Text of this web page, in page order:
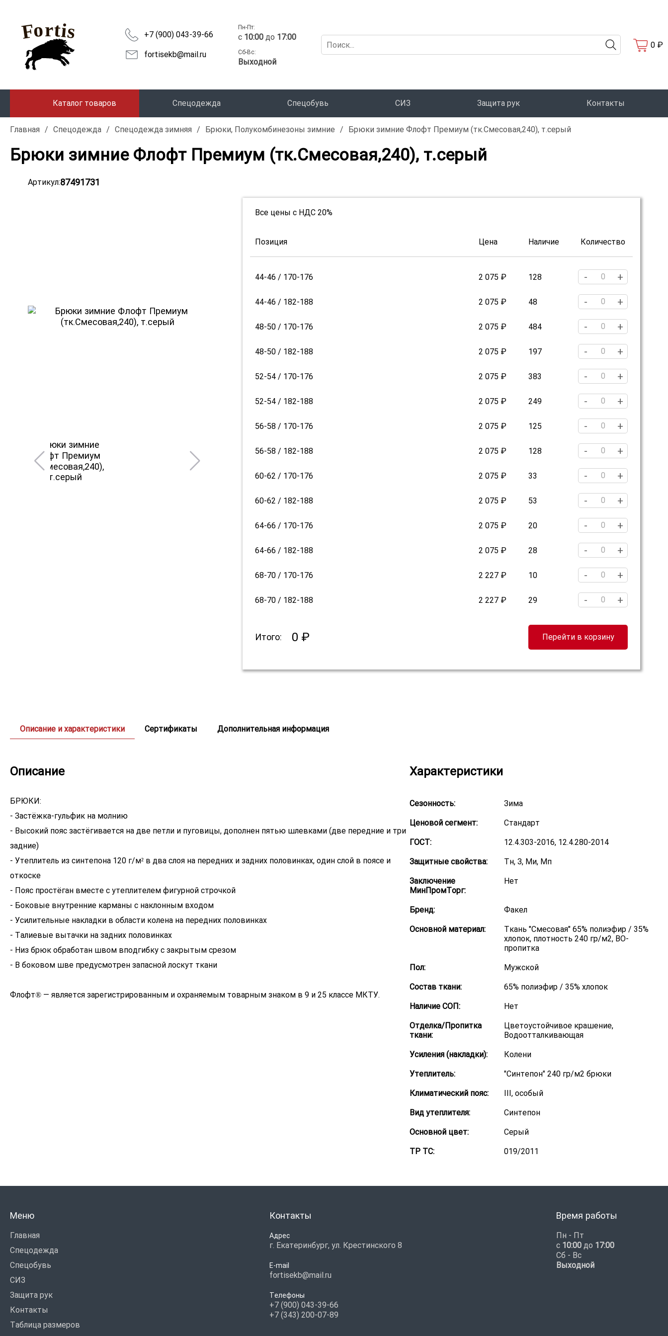
+7 (900) 043-39-66
fortisekb@mail.ru
Пн-Пт:
c 10:00 до 17:00
Сб-Вс:
Выходной
0 ₽
Каталог товаров Спецодежда Спецобувь СИЗ Защита рук Контакты
Главная / Спецодежда / Спецодежда зимняя / Брюки, Полукомбинезоны зимние / Брюки зимние Флофт Премиум (тк.Смесовая,240), т.серый
Брюки зимние Флофт Премиум (тк.Смесовая,240), т.серый
Артикул:87491731
Все цены с НДС 20%
Позиция Цена Наличие Количество
44-46 / 170-176 2 075 ₽ 128 - +
44-46 / 182-188 2 075 ₽ 48 - +
48-50 / 170-176 2 075 ₽ 484 - +
48-50 / 182-188 2 075 ₽ 197 - +
52-54 / 170-176 2 075 ₽ 383 - +
52-54 / 182-188 2 075 ₽ 249 - +
56-58 / 170-176 2 075 ₽ 125 - +
56-58 / 182-188 2 075 ₽ 128 - +
60-62 / 170-176 2 075 ₽ 33 - +
60-62 / 182-188 2 075 ₽ 53 - +
64-66 / 170-176 2 075 ₽ 20 - +
64-66 / 182-188 2 075 ₽ 28 - +
68-70 / 170-176 2 227 ₽ 10 - +
68-70 / 182-188 2 227 ₽ 29 - +
Итого: 0 ₽ Перейти в корзину
Описание и характеристики Сертификаты Дополнительная информация
Описание
БРЮКИ:
- Застёжка-гульфик на молнию
- Высокий пояс застёгивается на две петли и пуговицы, дополнен пятью шлевками (две передние и три
задние)
- Утеплитель из синтепона 120 г/м² в два слоя на передних и задних половинках, один слой в поясе и
откоске
- Пояс простёган вместе с утеплителем фигурной строчкой
- Боковые внутренние карманы с наклонным входом
- Усилительные накладки в области колена на передних половинках
- Талиевые вытачки на задних половинках
- Низ брюк обработан швом вподгибку с закрытым срезом
- В боковом шве предусмотрен запасной лоскут ткани
Флофт® — является зарегистрированным и охраняемым товарным знаком в 9 и 25 классе МКТУ.
Характеристики
Сезонность: Зима
Ценовой сегмент: Стандарт
ГОСТ: 12.4.303-2016, 12.4.280-2014
Защитные свойства: Тн, З, Ми, Мп
Заключение
МинПромТорг:
Нет
Бренд: Факел
Основной материал:
Ткань "Смесовая" 65% полиэфир / 35%
хлопок, плотность 240 гр/м2, ВО-
пропитка
Пол: Мужской
Состав ткани: 65% полиэфир / 35% хлопок
Наличие СОП: Нет
Отделка/Пропитка
ткани:
Цветоустойчивое крашение,
Водоотталкивающая
Усиления (накладки): Колени
Утеплитель: "Синтепон" 240 гр/м2 брюки
Климатический пояс: III, особый
Вид утеплителя: Синтепон
Основной цвет: Серый
ТР ТС: 019/2011
Меню
Главная
Спецодежда
Спецобувь
СИЗ
Защита рук
Контакты
Таблица размеров
Контакты
Адрес
г. Екатеринбург, ул. Крестинского 8
E-mail
fortisekb@mail.ru
Телефоны
+7 (900) 043-39-66
+7 (343) 200-07-89
Время работы
Пн - Пт
с 10:00 до 17:00
Сб - Вс
Выходной